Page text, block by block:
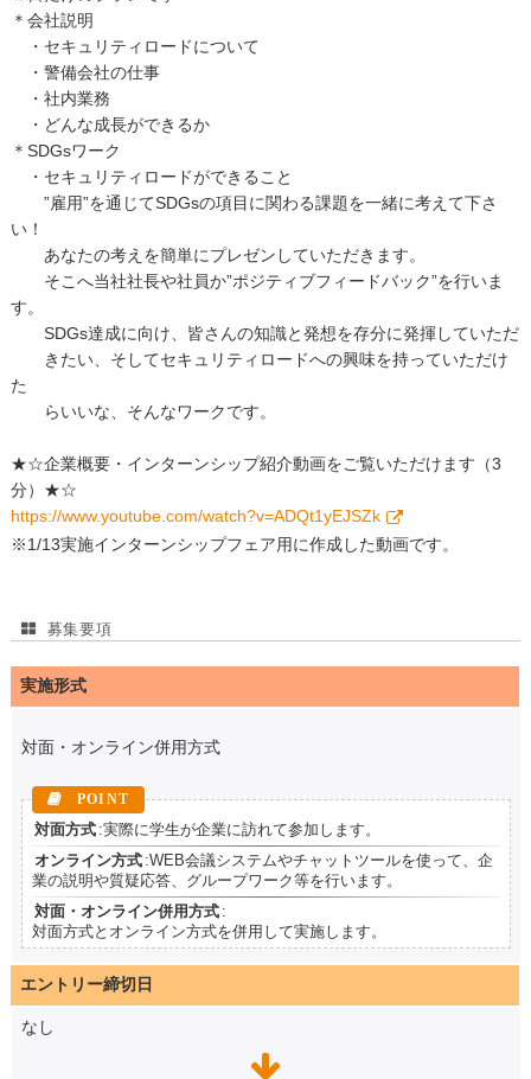
＊会社説明
・セキュリティロードについて
・警備会社の仕事
・社内業務
・どんな成長ができるか
＊SDGsワーク
・セキュリティロードができること
”雇用”を通じてSDGsの項目に関わる課題を一緒に考えて下さ
い！
あなたの考えを簡単にプレゼンしていただきます。
そこへ当社社長や社員か”ポジティブフィードバック”を行いま
す。
SDGs達成に向け、皆さんの知識と発想を存分に発揮していただ
きたい、そしてセキュリティロードへの興味を持っていただけ
た
らいいな、そんなワークです。
★☆企業概要・インターンシップ紹介動画をご覧いただけます（3
分）★☆
https://www.youtube.com/watch?v=ADQt1yEJSZk
※1/13実施インターンシップフェア用に作成した動画です。
募集要項
実施形式
対面・オンライン併用方式
対面方式 :実際に学生が企業に訪れて参加します。
オンライン方式 :WEB会議システムやチャットツールを使って、企
業の説明や質疑応答、グループワーク等を行います。
対面・オンライン併用方式 :
対面方式とオンライン方式を併用して実施します。
エントリー締切日
なし